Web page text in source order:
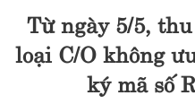
Từ ngày 5/5,
loại C/O không
ký mã số